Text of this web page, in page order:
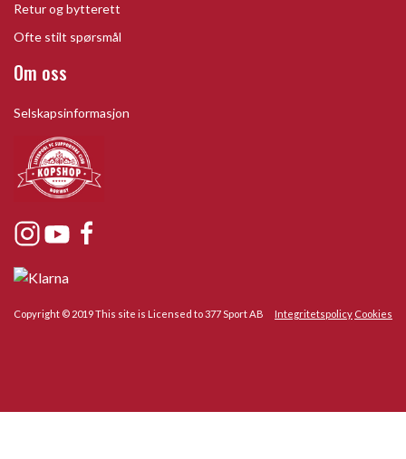
Retur og bytterett
Ofte stilt spørsmål
Om oss
Selskapsinformasjon
Copyright © 2019 This site is Licensed to 377 Sport AB Integritetspolicy Cookies